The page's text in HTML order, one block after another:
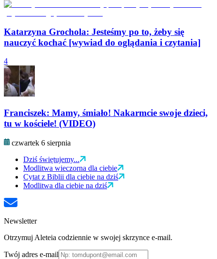
Katarzyna Grochola: Jesteśmy po to, żeby się
nauczyć kochać [wywiad do oglądania i czytania]
4
Franciszek: Mamy, śmiało! Nakarmcie swoje dzieci,
tu w kościele! (VIDEO)
czwartek 6 sierpnia
Dziś świętujemy...
Modlitwa wieczorna dla ciebie
Cytat z Biblii dla ciebie na dziś
Modlitwa dla ciebie na dziś
Newsletter
Otrzymuj Aleteia codziennie w swojej skrzynce e-mail.
Twój adres e-mail